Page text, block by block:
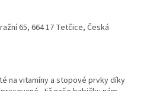
65, 664 17 Tetčice, Česká
na vitamíny a stopové prvky díky